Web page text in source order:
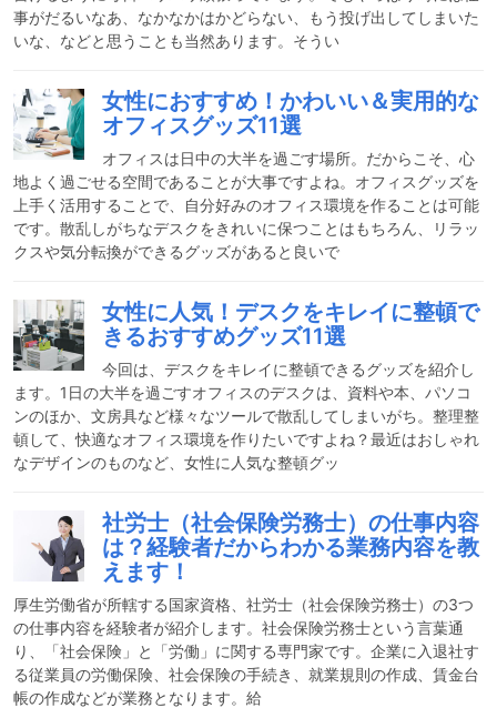
事がだるいなあ、なかなかはかどらない、もう投げ出してしまいた
いな、などと思うことも当然あります。そうい
女性におすすめ！かわいい＆実用的な
オフィスグッズ11選
オフィスは日中の大半を過ごす場所。だからこそ、心
地よく過ごせる空間であることが大事ですよね。オフィスグッズを
上手く活用することで、自分好みのオフィス環境を作ることは可能
です。散乱しがちなデスクをきれいに保つことはもちろん、リラッ
クスや気分転換ができるグッズがあると良いで
女性に人気！デスクをキレイに整頓で
きるおすすめグッズ11選
今回は、デスクをキレイに整頓できるグッズを紹介し
ます。1日の大半を過ごすオフィスのデスクは、資料や本、パソコ
ンのほか、文房具など様々なツールで散乱してしまいがち。整理整
頓して、快適なオフィス環境を作りたいですよね？最近はおしゃれ
なデザインのものなど、女性に人気な整頓グッ
社労士（社会保険労務士）の仕事内容
は？経験者だからわかる業務内容を教
えます！
厚生労働省が所轄する国家資格、社労士（社会保険労務士）の3つ
の仕事内容を経験者が紹介します。社会保険労務士という言葉通
り、「社会保険」と「労働」に関する専門家です。企業に入退社す
る従業員の労働保険、社会保険の手続き、就業規則の作成、賃金台
帳の作成などが業務となります。給